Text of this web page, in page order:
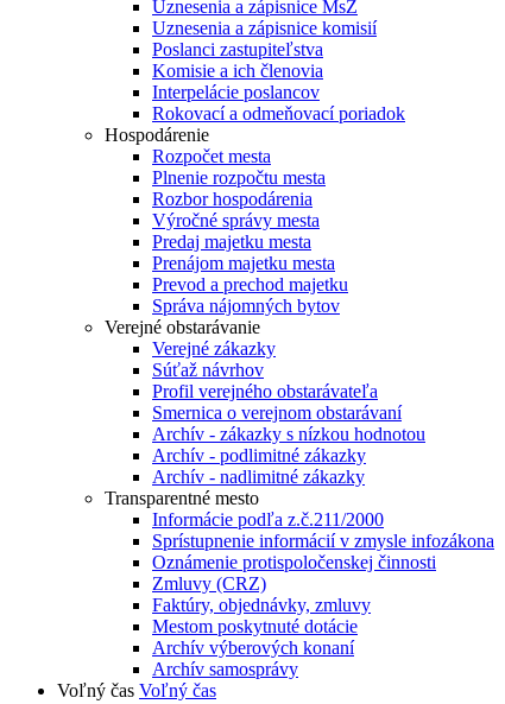
Uznesenia a zápisnice MsZ
Uznesenia a zápisnice komisií
Poslanci zastupiteľstva
Komisie a ich členovia
Interpelácie poslancov
Rokovací a odmeňovací poriadok
Hospodárenie
Rozpočet mesta
Plnenie rozpočtu mesta
Rozbor hospodárenia
Výročné správy mesta
Predaj majetku mesta
Prenájom majetku mesta
Prevod a prechod majetku
Správa nájomných bytov
Verejné obstarávanie
Verejné zákazky
Súťaž návrhov
Profil verejného obstarávateľa
Smernica o verejnom obstarávaní
Archív - zákazky s nízkou hodnotou
Archív - podlimitné zákazky
Archív - nadlimitné zákazky
Transparentné mesto
Informácie podľa z.č.211/2000
Sprístupnenie informácií v zmysle infozákona
Oznámenie protispoločenskej činnosti
Zmluvy (CRZ)
Faktúry, objednávky, zmluvy
Mestom poskytnuté dotácie
Archív výberových konaní
Archív samosprávy
Voľný čas Voľný čas